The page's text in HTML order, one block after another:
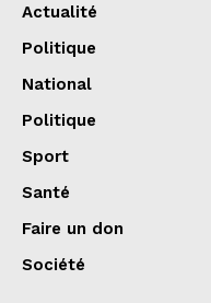
Actualité
Politique
National
Politique
Sport
Santé
Faire un don
Société